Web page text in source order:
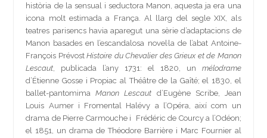
història de la sensual i seductora Manon, aquesta ja era una
icona molt estimada a França. Al llarg del segle XIX, als
teatres parisencs havia aparegut una sèrie d’adaptacions de
Manon basades en l’escandalosa novel·la de l’abat Antoine-
François PrévostHistoire du Chevalier des Grieux et de Manon
Lescaut , publicada l’any 1731: el 1820, un mélodrame
d’Étienne Gosse i Propiac al Théâtre de la Gaîté; el 1830, el
ballet-pantomimaManon Lescaut d’Eugène Scribe, Jean
Louis Aumer i Fromental Halévy a l’Opéra, així com un
drama de Pierre Carmouche i Frédéric de Courcy a l’Odéon;
el 1851, un drama de Théodore Barrière i Marc Fournier al